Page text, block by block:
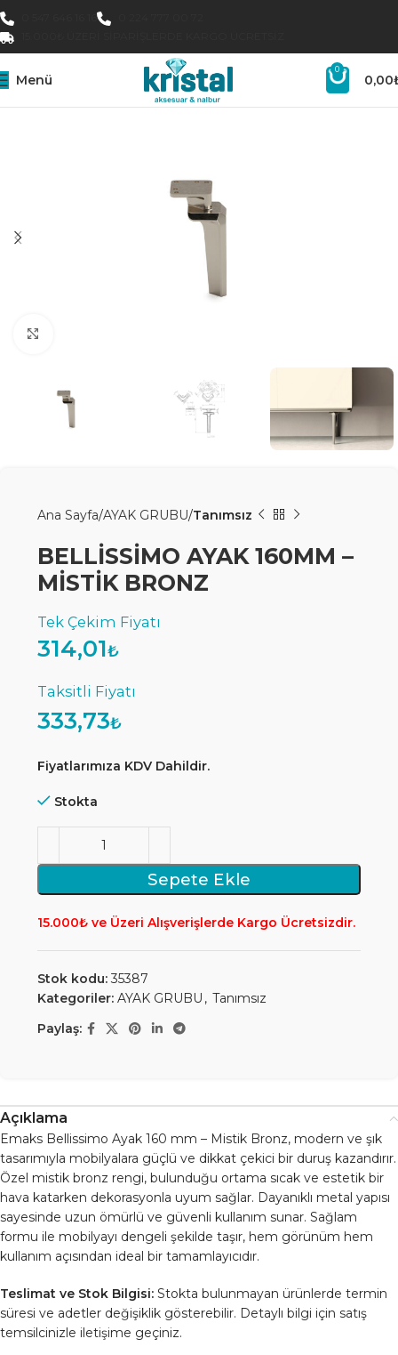
Menü
0
0,00
Ana Sayfa AYAK GRUBU Tanımsız
BELLİSSİMO AYAK 160MM –
MİSTİK BRONZ
314,01₺
333,73₺
Fiyatlarımıza KDV Dahildir.
Stokta
Sepete Ekle
15.000₺ ve Üzeri Alışverişlerde Kargo Ücretsizdir.
Stok kodu:35387
Kategoriler: AYAK GRUBU , Tanımsız
Paylaş:
Açıklama
Emaks Bellissimo Ayak 160 mm – Mistik Bronz, modern ve şık
tasarımıyla mobilyalara güçlü ve dikkat çekici bir duruş kazandırır.
Özel mistik bronz rengi, bulunduğu ortama sıcak ve estetik bir
hava katarken dekorasyonla uyum sağlar. Dayanıklı metal yapısı
sayesinde uzun ömürlü ve güvenli kullanım sunar. Sağlam
formu ile mobilyayı dengeli şekilde taşır, hem görünüm hem
kullanım açısından ideal bir tamamlayıcıdır.
Teslimat ve Stok Bilgisi: Stokta bulunmayan ürünlerde termin
süresi ve adetler değişiklik gösterebilir. Detaylı bilgi için satış
temsilcinizle iletişime geçiniz.